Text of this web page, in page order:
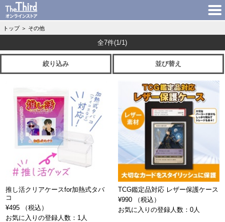
トップ ＞ その他
全7件(1/1)
絞り込み 並び替え
推し活クリアケースfor加熱式タバ
コ
¥495 （税込）
お気に入りの登録人数：1人
TCG鑑定品対応 レザー保護ケース
¥990 （税込）
お気に入りの登録人数：0人